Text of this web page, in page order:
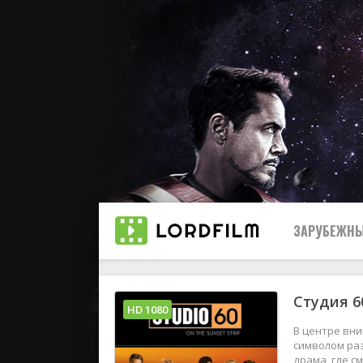
Все
2019
Студия
В центре
символом
драма, где
HD 1080